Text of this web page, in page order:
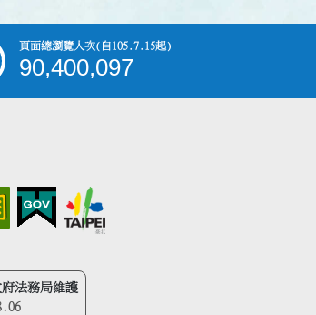
頁面總瀏覽人次(自105.7.15起)
90,400,097
法務局維護